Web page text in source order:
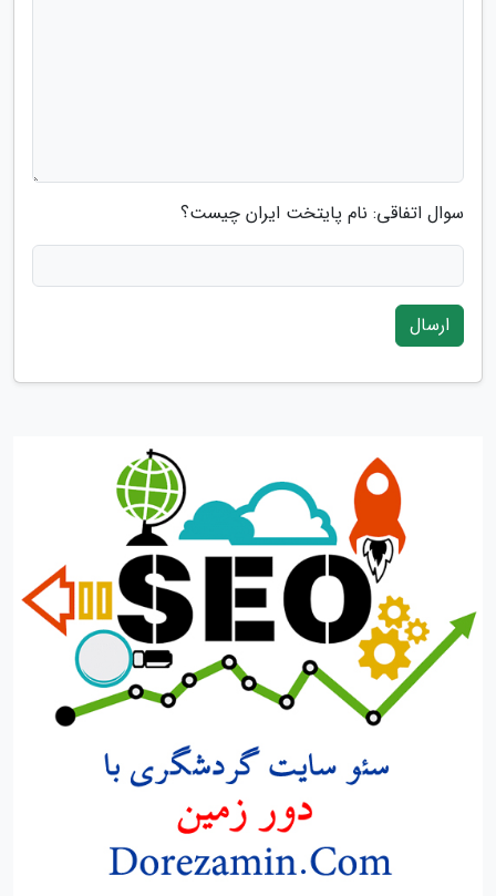
سوال اتفاقی: نام پایتخت ایران چیست؟
ارسال